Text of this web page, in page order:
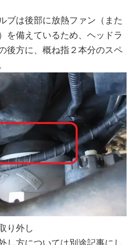
ブは後部に放熱ファン（また
を備えているため、ヘッドラ
後方に、概ね指２本分のスペ
り外し
し方については別途記事にし